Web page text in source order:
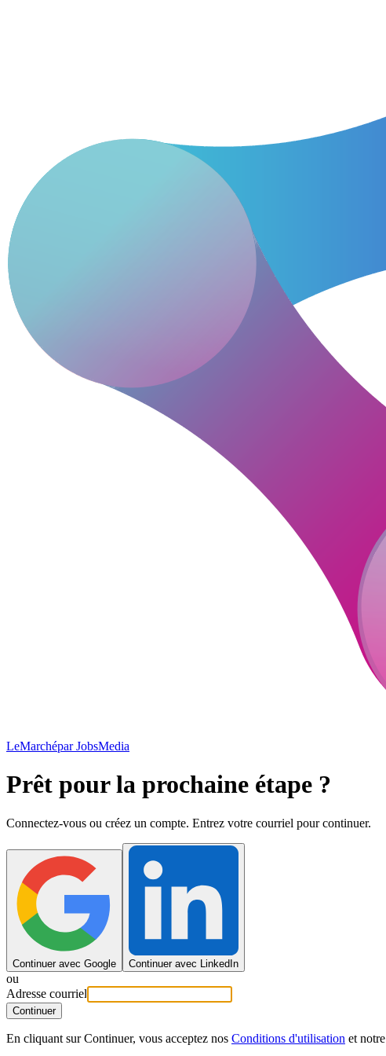
LeMarchépar JobsMedia
Prêt pour la prochaine étape ?
Connectez-vous ou créez un compte. Entrez votre courriel pour continuer.
Continuer avec Google Continuer avec LinkedIn
ou
Adresse courriel
Continuer
En cliquant sur Continuer, vous acceptez nos Conditions d'utilisation et notre